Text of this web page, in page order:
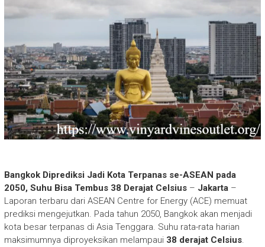
Bangkok Diprediksi Jadi Kota Terpanas se-ASEAN pada
2050, Suhu Bisa Tembus 38 Derajat Celsius– Jakarta–
Laporan terbaru dari ASEAN Centre for Energy (ACE) memuat
prediksi mengejutkan. Pada tahun 2050, Bangkok akan menjadi
kota besar terpanas di Asia Tenggara. Suhu rata-rata harian
maksimumnya diproyeksikan melampaui 38 derajat Celsius.